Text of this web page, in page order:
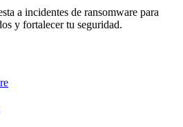
a incidentes de ransomware para
y fortalecer tu seguridad.